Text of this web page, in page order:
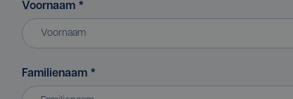
Voornaam *
Familienaam *